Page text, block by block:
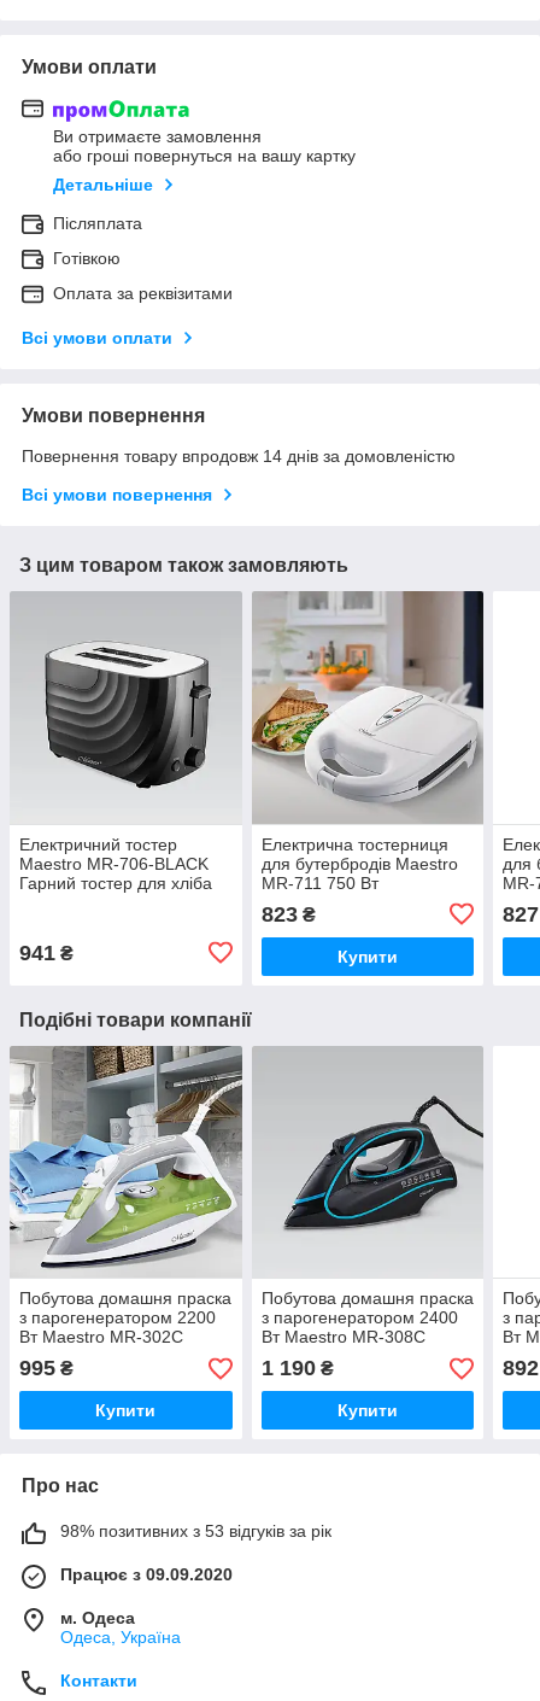
Умови оплати
Ви отримаєте замовлення
або гроші повернуться на вашу картку
Детальніше
Післяплата
Готівкою
Оплата за реквізитами
Всі умови оплати
Умови повернення
Повернення товару впродовж 14 днів за домовленістю
Всі умови повернення
З цим товаром також замовляють
Електричний тостер
Maestro MR-706-BLACK
Гарний тостер для хліба
941 ₴
Електрична тостерниця
для бутербродів Maestro
MR-711 750 Вт
Сендвічниця тостер для
дому
823₴
Купити
для
MR-
827
Подібні товари компанії
Побутова домашня праска
з парогенератором 2200
Вт Maestro MR-302C
Парова праска з
керамічною підошвою
995 ₴
Купити
Побутова домашня праска
з парогенератором 2400
Вт Maestro MR-308C
Парова праска з
керамічною підошвою
1 190₴
Купити
з
Вт
892
Про нас
98% позитивних з 53 відгуків за рік
Працює з 09.09.2020
м. Одеса
Одеса, Україна
Контакти